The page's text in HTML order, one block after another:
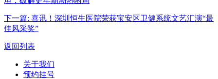
下一篇: 喜讯！深圳恒生医院荣获宝安区卫健系统文艺汇演“最
佳风采奖”
返回列表
关于我们
预约挂号